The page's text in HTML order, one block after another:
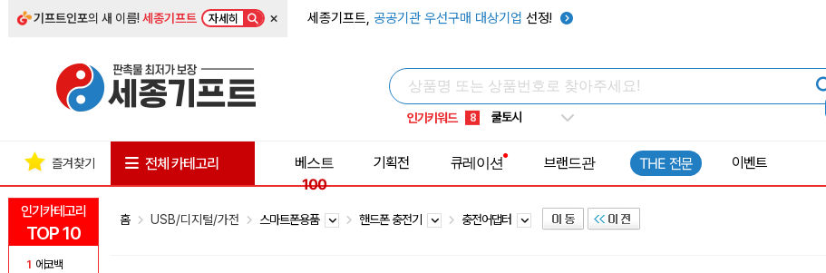
기프트인포의 새 이름!세종기프트 자세히 × 세종기프트, 공공기관 우선구매 대상기업 선정!
인기키워드
5 키캡
8 쿨토시
9 넥쿨러
1 선풍기
인기카테고리
TOP 10
1 에코백
즐겨찾기 전체 카테고리
베스트
100
기획전 큐레이션 브랜드관 THE 전문 이벤트
홈 USB/디지털/가전 스마트폰용품 핸드폰 충전기 충전어댑터